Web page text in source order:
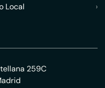
Local
›
259C